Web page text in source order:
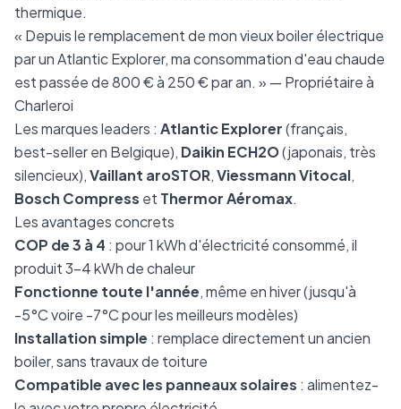
thermique.
« Depuis le remplacement de mon vieux boiler électrique
par un Atlantic Explorer, ma consommation d'eau chaude
est passée de 800 € à 250 € par an. » — Propriétaire à
Charleroi
Les marques leaders : Atlantic Explorer(français,
best-seller en Belgique), Daikin ECH2O(japonais, très
silencieux),Vaillant aroSTOR,Viessmann Vitocal,
Bosch Compress et Thermor Aéromax.
Les avantages concrets
COP de 3 à 4 : pour 1 kWh d'électricité consommé, il
produit 3-4 kWh de chaleur
Fonctionne toute l'année, même en hiver (jusqu'à
-5°C voire -7°C pour les meilleurs modèles)
Installation simple : remplace directement un ancien
boiler, sans travaux de toiture
Compatible avec les panneaux solaires : alimentez-